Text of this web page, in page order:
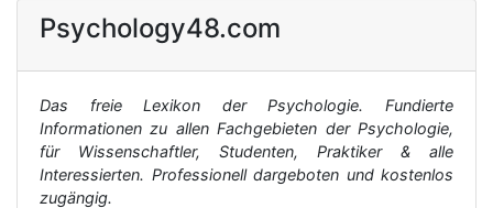
Psychology48.com
Das freie Lexikon der Psychologie. Fundierte
Informationen zu allen Fachgebieten der Psychologie,
für Wissenschaftler, Studenten, Praktiker & alle
Interessierten. Professionell dargeboten und kostenlos
zugängig.